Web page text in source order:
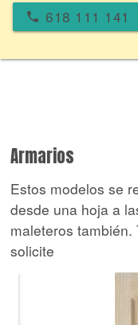
local_phone 618 111 141
Armarios
Estos modelos se
desde una hoja a
maleteros
solicite